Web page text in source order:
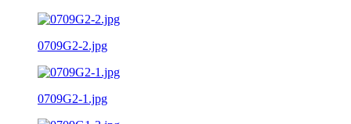
0709G2-2.jpg
0709G2-1.jpg